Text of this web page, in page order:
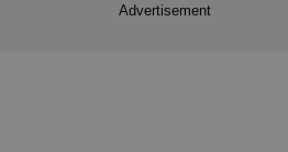
Advertisement